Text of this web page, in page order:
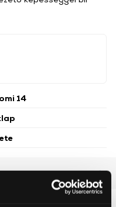
14